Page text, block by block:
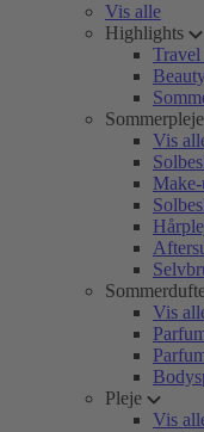
Vis alle
Highlights
Travel
Sommerpleje
Vis
Vis
Pleje
Vis